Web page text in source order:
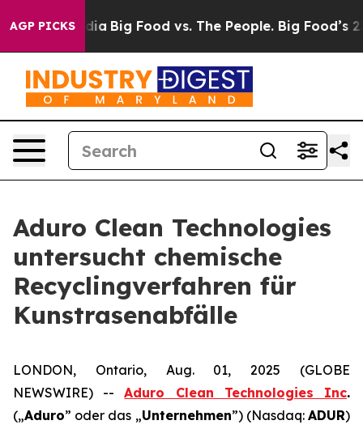
AGP PICKS
Media Big Food vs. The People. Big Food’s 239
Aduro Clean Technologies
untersucht chemische
Recyclingverfahren für
Kunstrasenabfälle
LONDON, Ontario, Aug. 01, 2025 (GLOBE
NEWSWIRE) --Aduro Clean Technologies Inc.
(„Aduro” oder das „Unternehmen”) (Nasdaq:ADUR)